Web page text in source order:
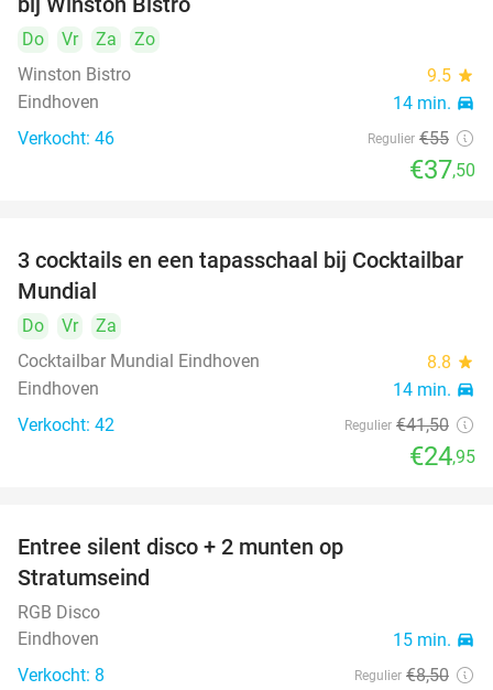
Do Vr Za
Zo
Winston Bistro
9.5 star
Eindhoven 14 min. directions_car
Verkocht: 46 Regulier €55
€37,50
40%
3 cocktails en een tapasschaal bij Cocktailbar
Mundial
Do Vr
Za
Cocktailbar Mundial Eindhoven
8.8 star
Eindhoven 14 min. directions_car
Verkocht: 42 Regulier €41,50
€24,95
Entree silent disco + 2 munten op
Stratumseind
RGB Disco
Eindhoven
15 min. directions_car
Verkocht: 8 Regulier €8,50